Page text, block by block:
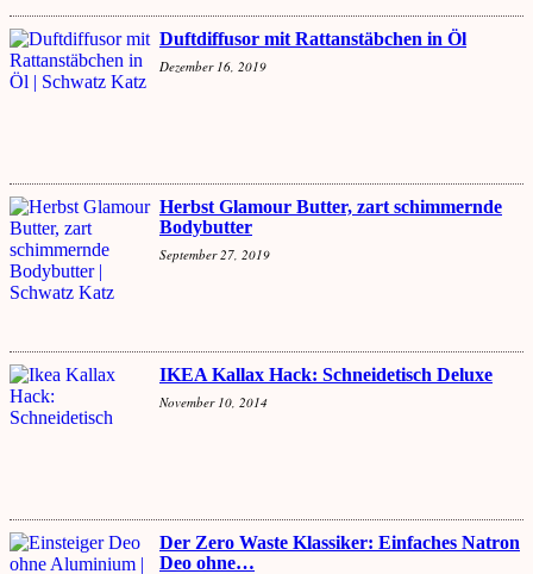
Duftdiffusor mit Rattanstäbchen in Öl
Dezember 16, 2019
Herbst Glamour Butter, zart schimmernde
Bodybutter
September 27, 2019
IKEA Kallax Hack: Schneidetisch Deluxe
November 10, 2014
Der Zero Waste Klassiker: Einfaches Natron
Deo ohne…